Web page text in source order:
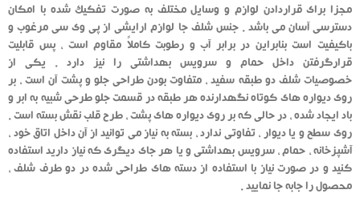
مجزا برای قراردادن لوازم و وسایل مختلف به صورت تفکیک شده با امکان
دسترسی آسان می باشد . جنس شلف جا لوازم ارایشی از پی وی سی مرغوب و
باکیفیت است بنابراین در برابر آب و رطوبت کاملاً مقاوم است ، پس قابلیت
قرارگرفتن داخل حمام و سرویس بهداشتی را نیز دارد . یکی از
خصوصیات شلف دو طبقه سفید ، متفاوت بودن طراحی جلو و پشت آن است ، بر
روی دیواره های کوتاه نگهدارنده هر طبقه در قسمت جلو طرحی شبیه به ابر و
باد ایجاد شده ، در حالی که بر روی دیواره های پشت ، طرح قلب نقش بسته است .
روی سطح و یا دیوار ، تفاوتی ندارد ، بسته به نیاز می توانید از آن داخل اتاق خود ،
آشپزخانه ، حمام ، سرویس بهداشتی و یا هر جای دیگری که نیاز دارید استفاده
کنید و در صورت نیاز با استفاده از دسته های طراحی شده در دو طرف شلف ،
محصول را جابه جا نمایید .